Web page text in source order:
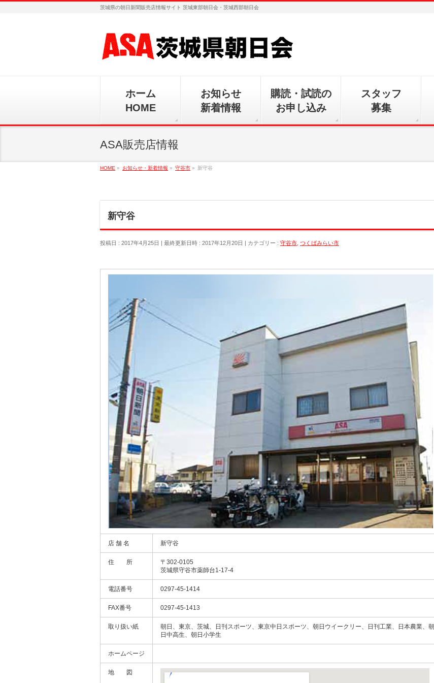
茨城県の朝日新聞販売店情報サイト 茨城東部朝日会・茨城西部朝日会
ホーム
HOME
お知らせ
新着情報
購読・試読の
お申し込み
スタッフ
募集
ASA販売店情報
HOME » お知らせ・新着情報 » 守谷市 » 新守谷
新守谷
投稿日 : 2017年4月25日 最終更新日時 : 2017年12月20日 カテゴリー : 守谷市 つくばみらい市
店 舗 名 新守谷
住 所
〒302-0105
茨城県守谷市薬師台1-17-4
電話番号 0297-45-1414
FAX番号 0297-45-1413
取り扱い紙
朝日、東京、茨城、日刊スポーツ、東京中日スポーツ、朝日ウイークリー、日刊工業、日本農業、朝
日中高生、朝日小学生
ホームページ
地 図